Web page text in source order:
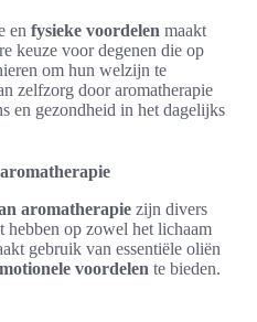
en fysieke voordelen maakt
keuze voor degenen die op
om hun welzijn te
zelfzorg door aromatherapie
en gezondheid in het dagelijks
aromatherapie zijn divers
hebben op zowel het lichaam
gebruik van essentiële oliën
voordelen te bieden.